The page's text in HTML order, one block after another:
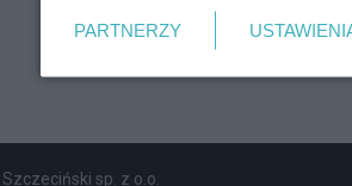
sp. z o.o.
PARTNERZY